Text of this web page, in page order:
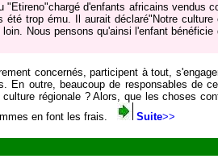
"Etireno"chargé d'enfants africains vendus
été trop ému. Il aurait déclaré"Notre
Nous pensons qu'ainsi l'enfant
concernés, participent à tout,
En outre, beaucoup de responsables de
régionale ? Alors, que les choses
en font les frais.
Suite>>